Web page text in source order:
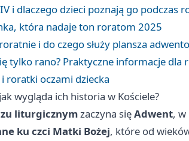
i dlaczego dzieci poznają go podczas
która nadaje ton roratom 2025
i do czego służy plansza
tylko rano? Praktyczne informacje dla
roratki oczami dziecka
wygląda ich historia w Kościele?
liturgicznymzaczyna sięAdwent, w
ku czci Matki Bożej, które od